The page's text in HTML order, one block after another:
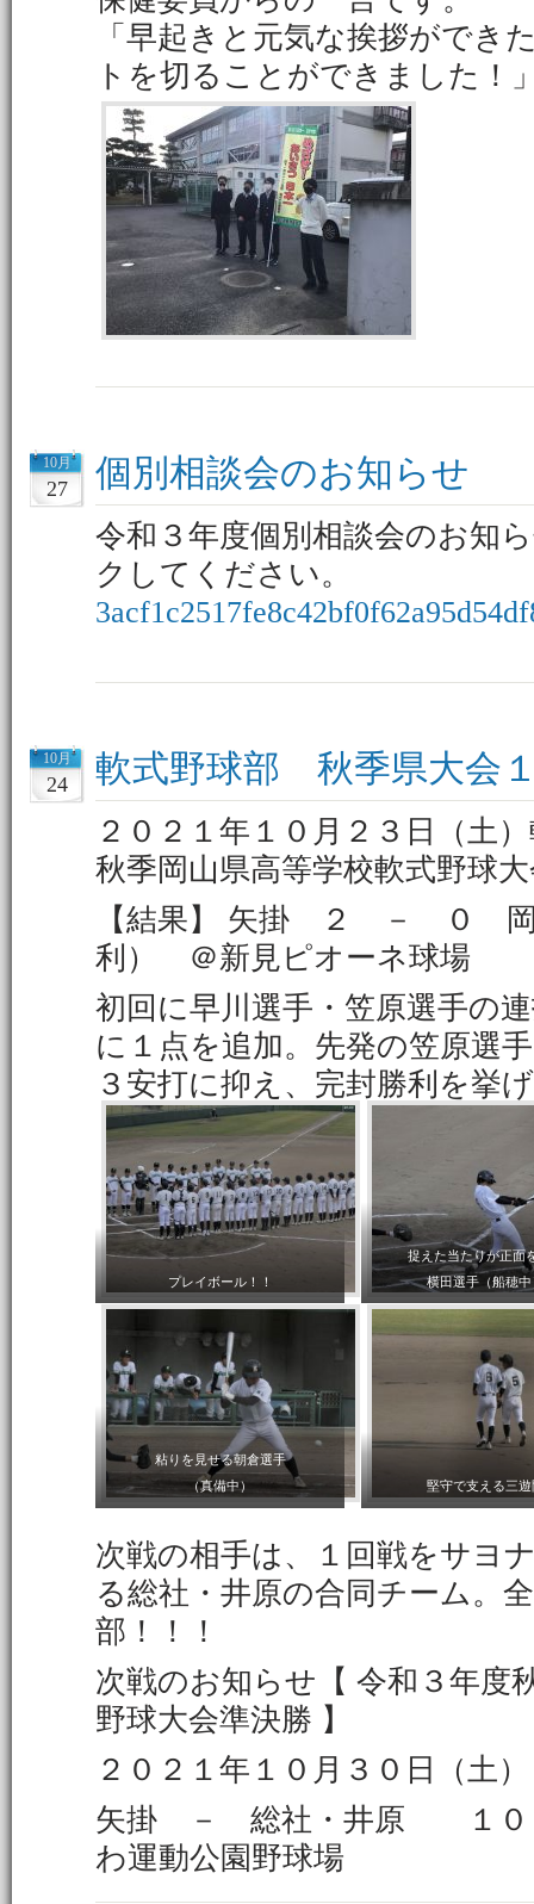
「早起きと元気な挨拶ができ
トを切ることができました！
10月
27 個別相談会のお知らせ
令和３年度個別相談会のお知
クしてください。
10月
24 軟式野球部 秋季県大会
２０２１年１０月２３日（土
秋季岡山県高等学校軟式野球
【結果】 矢掛 ２ － ０ 岡
利） ＠新見ピオーネ球場
初回に早川選手・笠原選手の
に１点を追加。先発の笠原選
３安打に抑え、完封勝利を挙
プレイボール！！
捉えた当たりが正面
横田選手（船穂中
粘りを見せる朝倉選手
（真備中）
堅守で支える三遊
次戦の相手は、１回戦をサヨ
る総社・井原の合同チーム。
部！！！
次戦のお知らせ【 令和３年度
野球大会準決勝 】
２０２１年１０月３０日
矢掛 － 総社・井原 １
わ運動公園野球場